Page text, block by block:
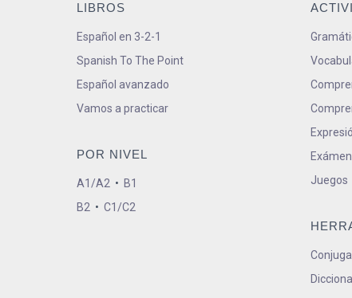
LIBROS
Español en 3-2-1
Spanish To The Point
Español avanzado
Vamos a practicar
POR NIVEL
A1/A2 • B1
B2 • C1/C2
Juegos